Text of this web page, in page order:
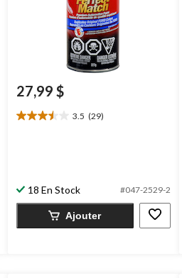
27,99 $
3.5 (29)
3.5
évaluations
18 En Stock #047-2529-2
Ajouter